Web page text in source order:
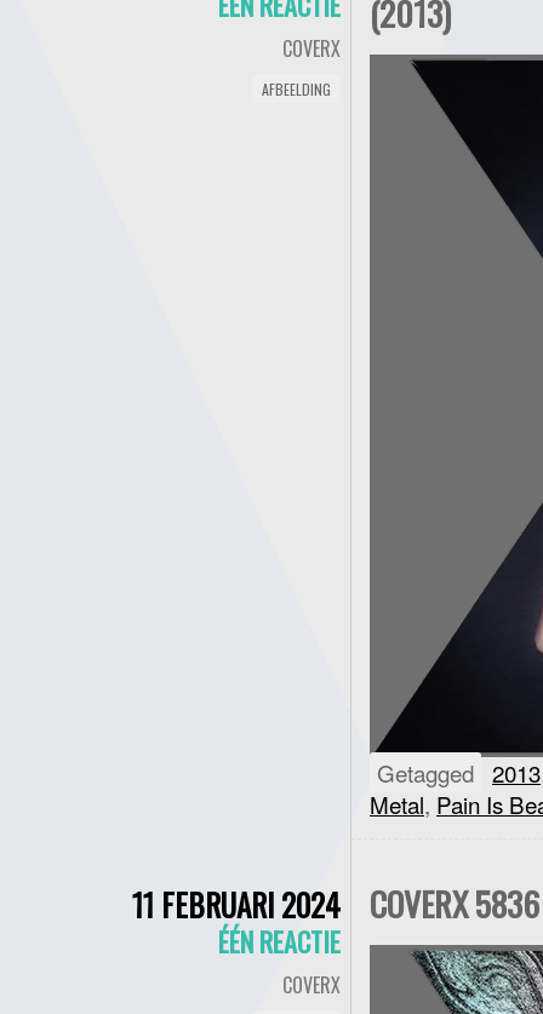
COVERX
AFBEELDING
(2013)
Getagged 2013
Metal, Pain Is
11 FEBRUARI 2024
ÉÉN REACTIE
COVERX
COVERX